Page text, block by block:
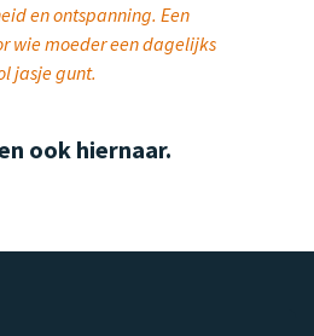
en ontspanning. Een
wie moeder een dagelijks
jasje gunt.
ook hiernaar.